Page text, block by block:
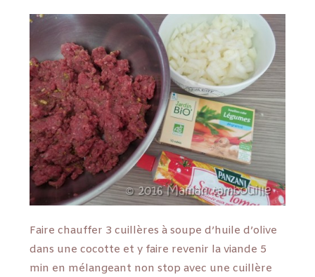
Faire chauffer 3 cuillères à soupe d’huile d’olive
dans une cocotte et y faire revenir la viande 5
min en mélangeant non stop avec une cuillère